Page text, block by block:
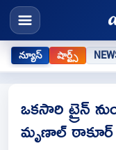
న్యూస్ షార్ట్స్
ఒకసారి ట్రైన్
మృణాల్ ఠాకూర్